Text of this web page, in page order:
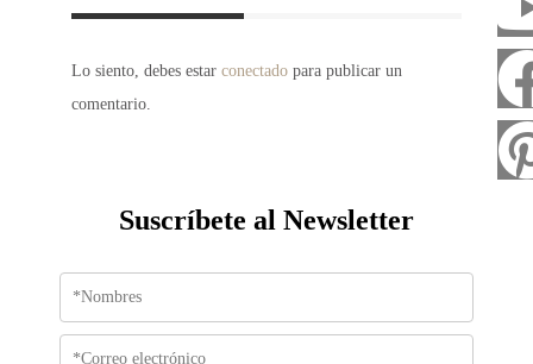
Lo siento, debes estar conectado para publicar un
comentario.
Suscríbete al Newsletter